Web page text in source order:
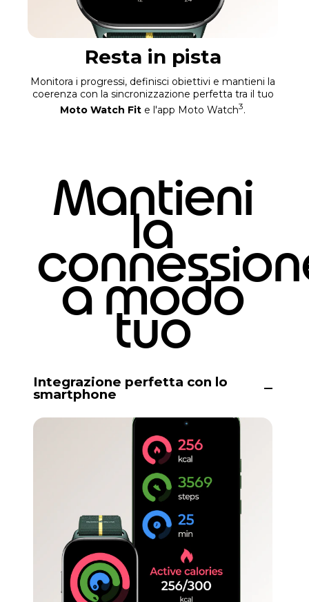
Resta in pista
Monitora i progressi, definisci obiettivi e mantieni la
coerenza con la sincronizzazione perfetta tra il tuo
Moto Watch Fit e l'app Moto Watch3.
Mantieni
la
a modo
tuo
Integrazione perfetta con lo
smartphone